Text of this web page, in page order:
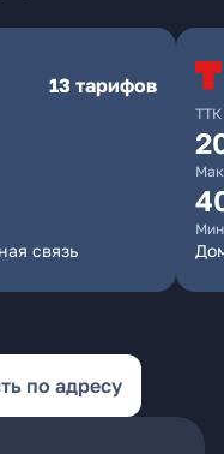
13 тарифов
связь
ТТК
по адресу